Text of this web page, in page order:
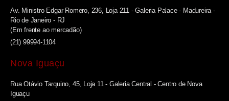
Av. Ministro Edgar Romero, 236, Loja 211 - Galeria Palace - Madureira -
Rio de Janeiro - RJ
(Em frente ao mercadão)
(21) 99994-1104
Nova Iguaçu
Rua Otávio Tarquino, 45, Loja 11 - Galeria Central - Centro de Nova
Iguaçu